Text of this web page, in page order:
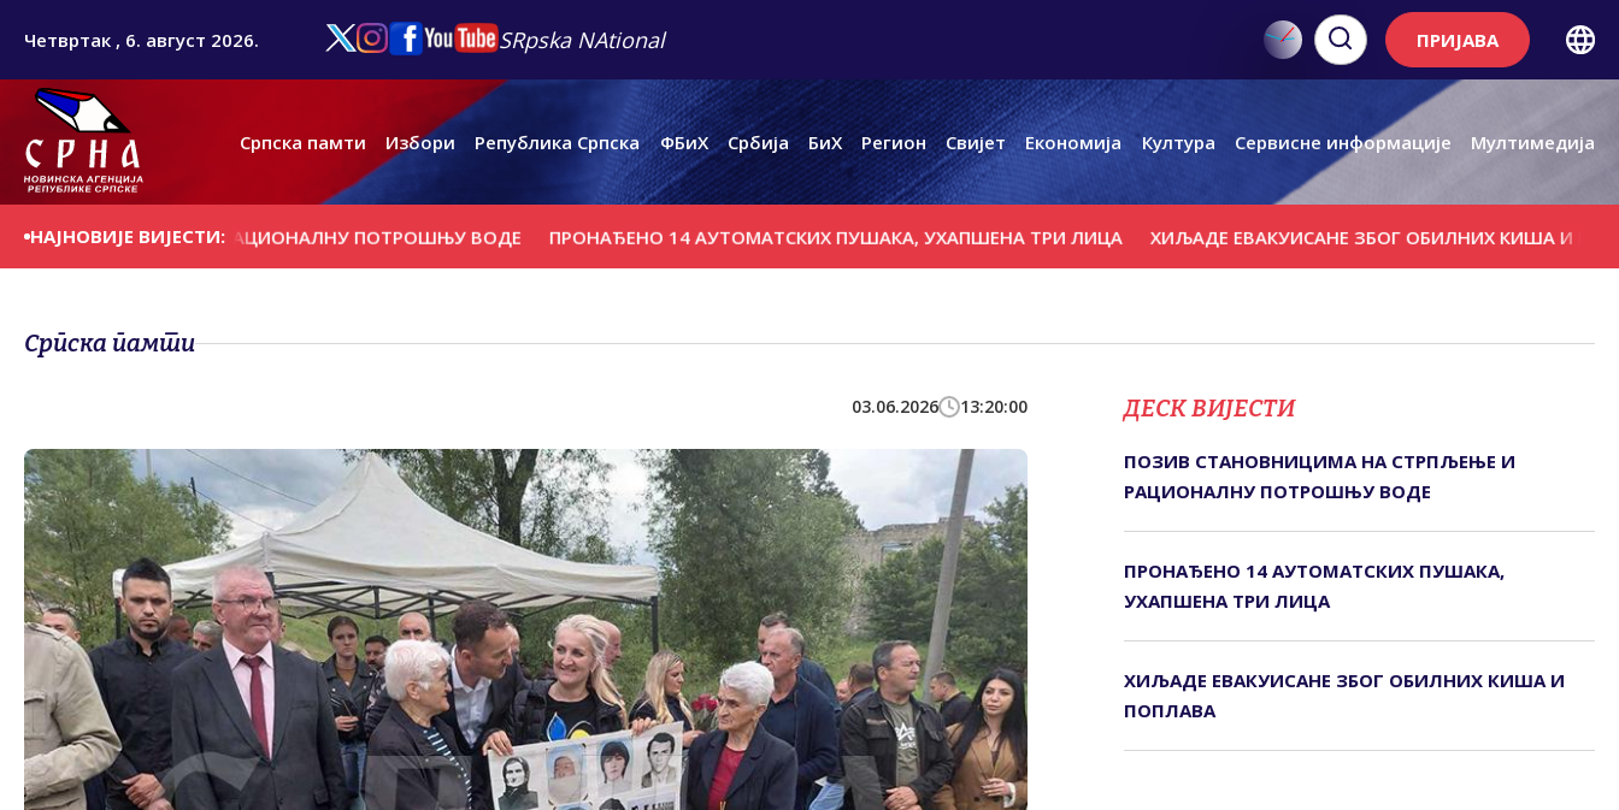
Четвртак , 6. август 2026. SRpska NAtional ПРИЈАВА
Српска памти Избори Република Српска ФБиХ Србија БиХ Регион Свијет Економија Култура Сервисне информације Мултимедија
НАЈНОВИЈЕ ВИЈЕСТИ:
СTРПЉЕЊЕ И РАЦИОНАЛНУ ПОTРОШЊУ ВОДЕ ПРОНАЂЕНО 14 АУТОМАТСКИХ ПУШАКА, УХАПШЕНА ТРИ ЛИЦА ХИЉАДЕ ЕВАКУИСАНЕ ЗБОГ ОБИЛНИХ КИША И ПОПЛАВА
Српска памти
03.06.2026 13:20:00 ДЕСК ВИЈЕСТИ
ПОЗИВ СTАНОВНИЦИМА НА СTРПЉЕЊЕ И
РАЦИОНАЛНУ ПОTРОШЊУ ВОДЕ
ПРОНАЂЕНО 14 АУТОМАТСКИХ ПУШАКА,
УХАПШЕНА ТРИ ЛИЦА
ХИЉАДЕ ЕВАКУИСАНЕ ЗБОГ ОБИЛНИХ КИША И
ПОПЛАВА